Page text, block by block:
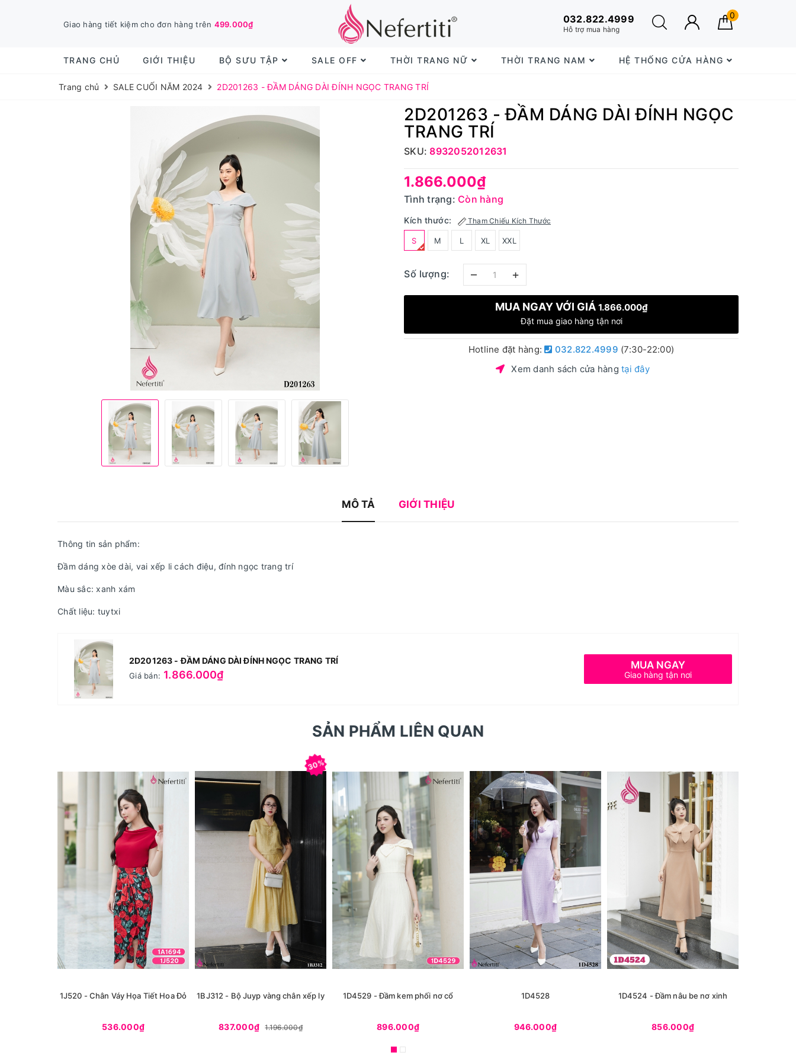
Giao hàng tiết kiệm cho đơn hàng trên 499.000₫ 032.822.4999
Hỗ trợ mua hàng
0
TRANG CHỦ GIỚI THIỆU BỘ SƯU TẬP SALE OFF THỜI TRANG NỮ THỜI TRANG NAM HỆ THỐNG CỬA HÀNG
Trang chủ SALE CUỐI NĂM 2024 2D201263 - ĐẦM DÁNG DÀI ĐÍNH NGỌC TRANG TRÍ
2D201263 - ĐẦM DÁNG DÀI ĐÍNH NGỌC
TRANG TRÍ
SKU:8932052012631
1.866.000₫
Tình trạng: Còn hàng
Kích thước: Tham Chiếu Kích Thước
S M L XL XXL
Số lượng: – +
MUA NGAY VỚI GIÁ 1.866.000₫
Đặt mua giao hàng tận nơi
Hotline đặt hàng: 032.822.4999 (7:30-22:00)
Xem danh sách cửa hàngtại đây
MÔ TẢ GIỚI THIỆU
Thông tin sản phẩm:
Đầm dáng xòe dài, vai xếp li cách điệu, đính ngọc trang trí
Màu sắc: xanh xám
Chất liệu: tuytxi
2D201263 - ĐẦM DÁNG DÀI ĐÍNH NGỌC TRANG TRÍ
Giá bán: 1.866.000₫
MUA NGAY
Giao hàng tận nơi
SẢN PHẨM LIÊN QUAN
1J520 - Chân Váy Họa Tiết Hoa Đỏ
536.000₫
30%
1BJ312 - Bộ Juyp vàng chân xếp ly
837.000₫ 1.196.000₫
1D4529 - Đầm kem phối nơ cổ
896.000₫
1D4528
946.000₫
1D4524 - Đầm nâu be nơ xinh
856.000₫